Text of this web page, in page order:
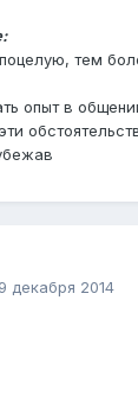
тем
опыт в
9 декабря 2014